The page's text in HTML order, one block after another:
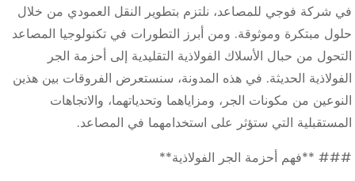
في شركة فوجي للمصاعد، نلتزم بتطوير النقل العمودي من خلال
حلول مبتكرة وموثوقة. ومن أبرز التطورات في تكنولوجيا المصاعد
التحول من حبال الأسلاك الفولاذية التقليدية إلى أحزمة الجر
الفولاذية الحديثة. في هذه المدونة، سنستعرض الفروقات بين هذين
النوعين من مكونات الجر، ومزاياهما وتحدياتهما، والاتجاهات
المستقبلية التي ستؤثر على استخدامهما في المصاعد.
### **فهم أحزمة الجر الفولاذية**